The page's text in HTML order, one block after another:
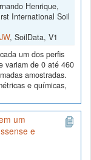
Henrique,
International Soil
, SoilData, V1
um dos perfis
variam de 0 até 460
amostradas.
e químicas,
um
e